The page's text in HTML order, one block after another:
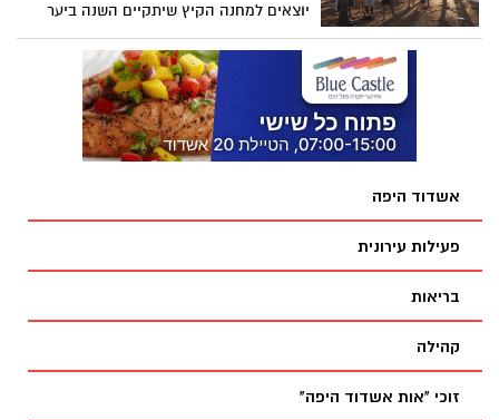
יוצאים למחנה הקיץ שיתקיים השנה ביער
לימונים בין התאריכים 28.7-2.8 ( התאריכים
משתנים בהתאם לשכבת הגיל )
אשדוד היפה
פעילות עירונית
בריאות
קהילה
זוכי "אות אשדוד היפה"